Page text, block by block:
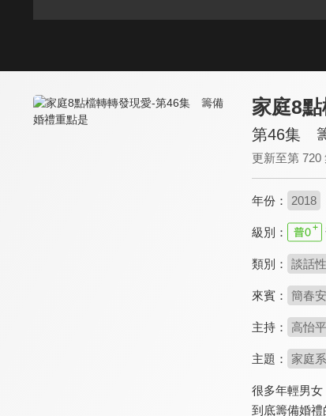
家庭8
第46集
更新至第 720
年份： 2018
級別：
類別： 談話
來賓： 簡春安
主持： 高怡平
主題： 家庭
很多年輕男女
到底籌備婚